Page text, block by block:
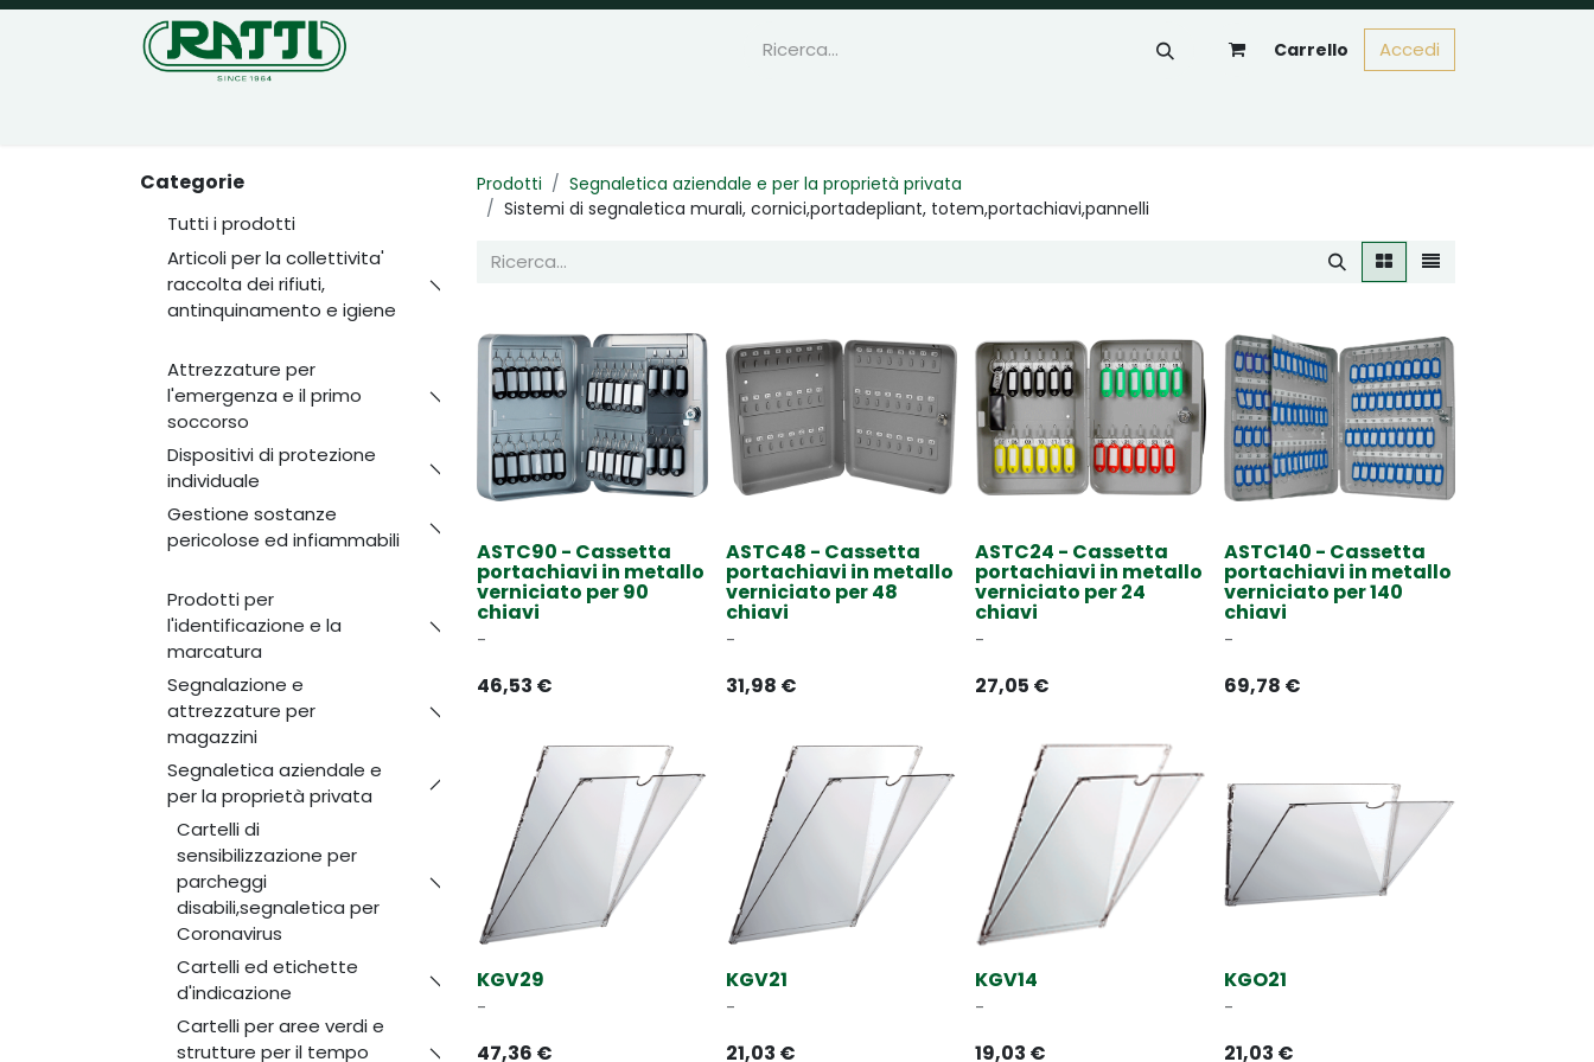
Carrello Accedi
Categorie
Tutti i prodotti
Articoli per la collettivita'
raccolta dei rifiuti,
antinquinamento e igiene
Attrezzature per
l'emergenza e il primo
soccorso
Dispositivi di protezione
individuale
Gestione sostanze
pericolose ed infiammabili
Prodotti per
l'identificazione e la
marcatura
Segnalazione e
attrezzature per
magazzini
Segnaletica aziendale e
per la proprietà privata
Cartelli di
sensibilizzazione per
parcheggi
disabili,segnaletica per
Coronavirus
Cartelli ed etichette
d'indicazione
Cartelli per aree verdi e
strutture per il tempo
Prodotti
Segnaletica aziendale e per la proprietà privata
Sistemi di segnaletica murali, cornici,portadepliant, totem,portachiavi,pannelli
ASTC90 - Cassetta
portachiavi in metallo
verniciato per 90
chiavi
-
46,53 €
ASTC48 - Cassetta
portachiavi in metallo
verniciato per 48
chiavi
-
31,98 €
ASTC24 - Cassetta
portachiavi in metallo
verniciato per 24
chiavi
-
27,05 €
ASTC140 - Cassetta
portachiavi in metallo
verniciato per 140
chiavi
-
69,78 €
KGV29
-
47,36 €
KGV21
-
21,03 €
KGV14
-
19,03 €
KGO21
-
21,03 €